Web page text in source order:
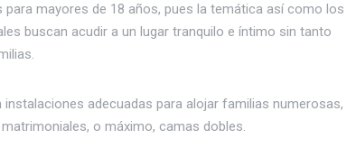
mayores de 18 años, pues la temática así como los
buscan acudir a un lugar tranquilo e íntimo sin tanto
adecuadas para alojar familias numerosas,
o máximo, camas dobles.